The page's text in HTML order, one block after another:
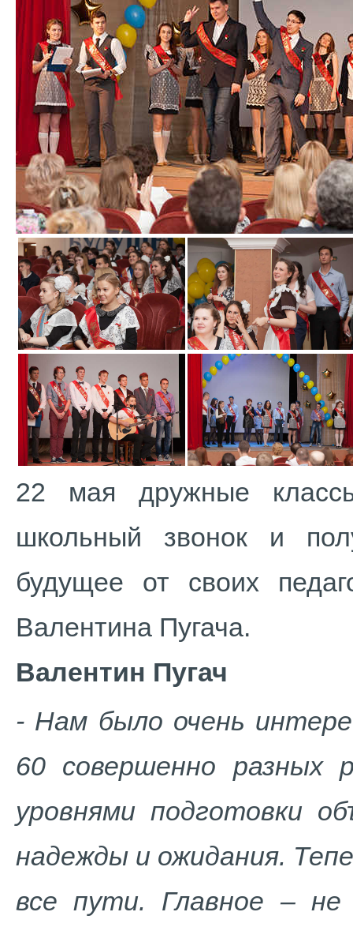
22 мая дружные
школьный звонок и
будущее от своих
Валентина Пугача.
Валентин Пугач
- Нам было очень
60 совершенно разных
уровнями подготовки
надежды и ожидания.
все пути. Главное –